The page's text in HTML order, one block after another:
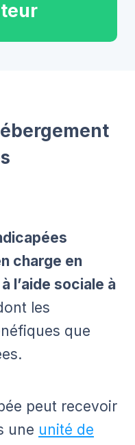
charge en
l’aide sociale à
les
que
peut recevoir
une unité de